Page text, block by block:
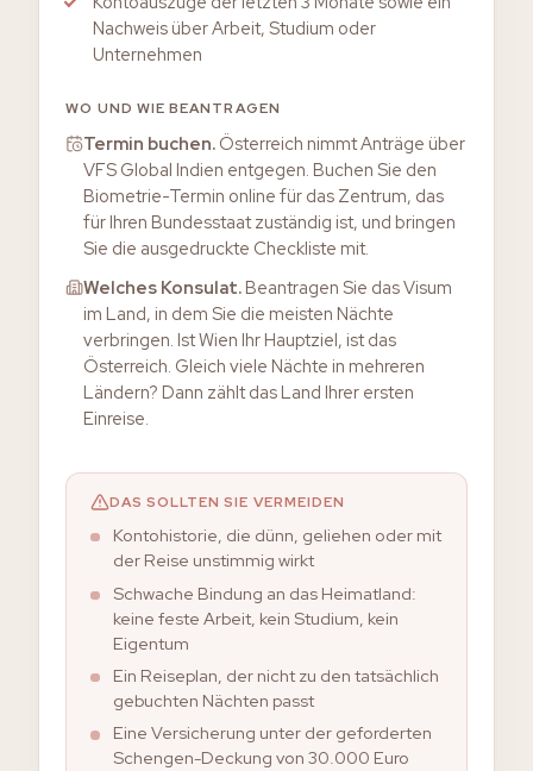
Nachweis über Arbeit, Studium oder
Unternehmen
WO UND WIE BEANTRAGEN
Termin buchen. Österreich nimmt Anträge über
VFS Global Indien entgegen. Buchen Sie den
Biometrie-Termin online für das Zentrum, das
für Ihren Bundesstaat zuständig ist, und bringen
Sie die ausgedruckte Checkliste mit.
Welches Konsulat. Beantragen Sie das Visum
im Land, in dem Sie die meisten Nächte
verbringen. Ist Wien Ihr Hauptziel, ist das
Österreich. Gleich viele Nächte in mehreren
Ländern? Dann zählt das Land Ihrer ersten
Einreise.
DAS SOLLTEN SIE VERMEIDEN
Kontohistorie, die dünn, geliehen oder mit
der Reise unstimmig wirkt
Schwache Bindung an das Heimatland:
keine feste Arbeit, kein Studium, kein
Eigentum
Ein Reiseplan, der nicht zu den tatsächlich
gebuchten Nächten passt
Eine Versicherung unter der geforderten
Schengen-Deckung von 30.000 Euro